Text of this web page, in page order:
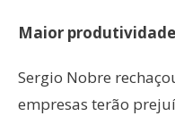
Maior
Sergio Nobre
empresas terão